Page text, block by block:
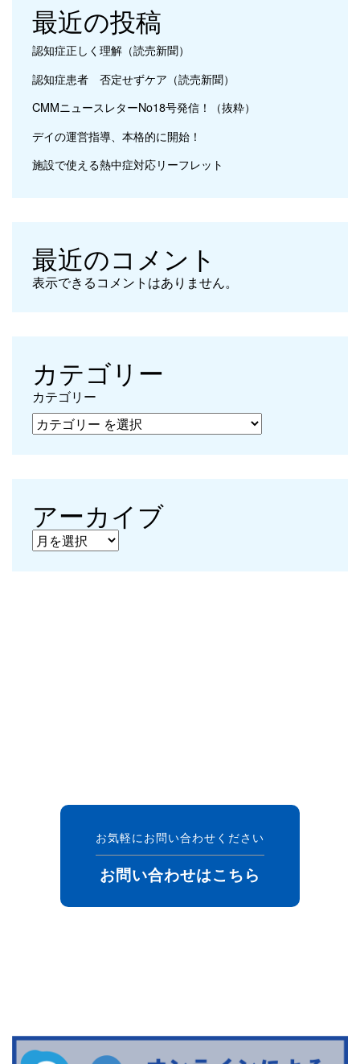
最近の投稿
認知症正しく理解（読売新聞）
認知症患者 否定せずケア（読売新聞）
CMMニュースレターNo18号発信！（抜粋）
デイの運営指導、本格的に開始！
施設で使える熱中症対応リーフレット
最近のコメント
表示できるコメントはありません。
カテゴリー
カテゴリー
アーカイブ
アーカイブ
お気軽にお問い合わせください
お問い合わせはこちら